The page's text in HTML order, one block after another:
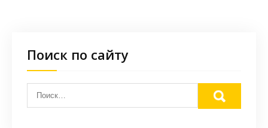
Поиск по сайту